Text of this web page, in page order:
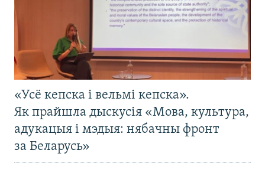
«Усё кепска і вельмі кепска».
Як прайшла дыскусія «Мова, культура,
адукацыя і мэдыя: нябачны фронт
за Беларусь»